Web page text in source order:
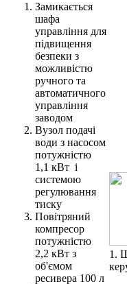
Замикається
шафа
управління для
підвищення
безпеки з
можливістю
ручного та
автоматичного
управління
заводом
Вузол подачі
води з насосом
потужністю
1,1 кВт і
системою
регулювання
тиску
Повітряний
компресор
потужністю
2,2 кВт з
об'ємом
ресивера 100 л
1.